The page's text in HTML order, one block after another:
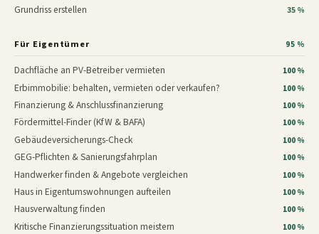
Grundriss erstellen 35 %
Für Eigentümer 95 %
Dachfläche an PV-Betreiber vermieten 100 %
Erbimmobilie: behalten, vermieten oder verkaufen? 100 %
Finanzierung & Anschlussfinanzierung 100 %
Fördermittel-Finder (KfW & BAFA) 100 %
Gebäudeversicherungs-Check 100 %
GEG-Pflichten & Sanierungsfahrplan 100 %
Handwerker finden & Angebote vergleichen 100 %
Haus in Eigentumswohnungen aufteilen 100 %
Hausverwaltung finden 100 %
Kritische Finanzierungssituation meistern 100 %